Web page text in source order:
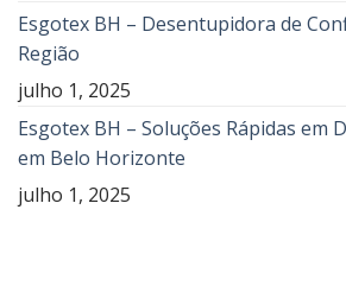
Esgotex BH – Desentupidora de
Região
julho 1, 2025
Esgotex BH – Soluções Rápidas em
em Belo Horizonte
julho 1, 2025